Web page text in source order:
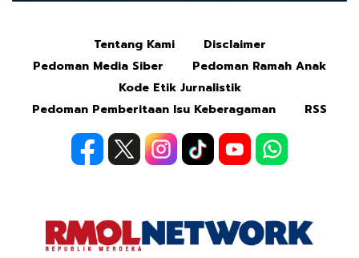
Tentang Kami
Disclaimer
Pedoman Media Siber
Pedoman Ramah Anak
Kode Etik Jurnalistik
Pedoman Pemberitaan Isu Keberagaman
RSS